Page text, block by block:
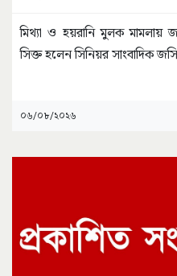
মিথ্যা ও হয়রানি মুলক মামলায়
সিক্ত হলেন সিনিয়র সাংবাদিক
০৬/০৮/২০২৬